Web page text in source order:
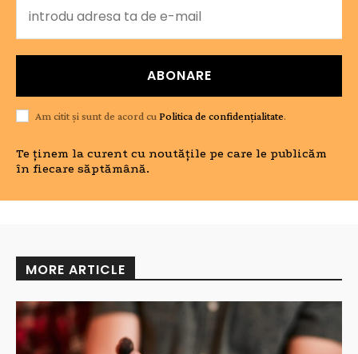
ABONARE
Am citit și sunt de acord cu Politica de confidențialitate.
Te ținem la curent cu noutățile pe care le publicăm
în fiecare săptămână.
MORE ARTICLE